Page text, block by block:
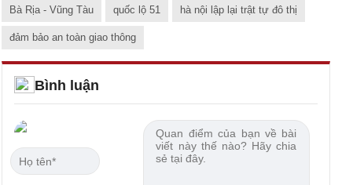
Bà Rịa - Vũng Tàu quốc lộ 51 hà nội lập lại trật tự đô thị
đảm bảo an toàn giao thông
Bình luận